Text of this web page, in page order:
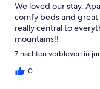
We loved our stay.
comfy beds and
really central to
mountains!!
7 nachten verbleven in
0